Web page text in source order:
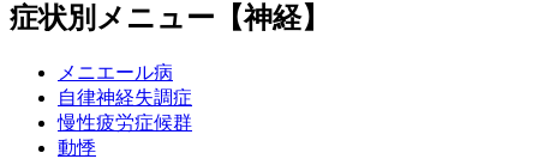
症状別メニュー【神経】
メニエール病
自律神経失調症
慢性疲労症候群
動悸